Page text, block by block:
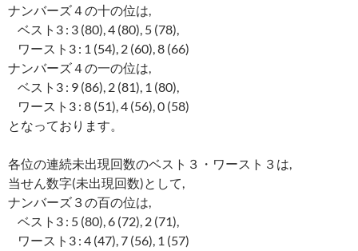
ナンバーズ４の十の位は,
ベスト3 : 3 (80), 4 (80), 5 (78),
ワースト3 : 1 (54), 2 (60), 8 (66)
ナンバーズ４の一の位は,
ベスト3 : 9 (86), 2 (81), 1 (80),
ワースト3 : 8 (51), 4 (56), 0 (58)
となっております。
各位の連続未出現回数のベスト３・ワースト３は,
当せん数字(未出現回数)として,
ナンバーズ３の百の位は,
ベスト3 : 5 (80), 6 (72), 2 (71),
ワースト3 : 4 (47), 7 (56), 1 (57)